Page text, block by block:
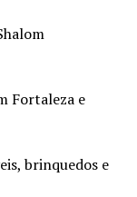
Fortaleza e
brinquedos e